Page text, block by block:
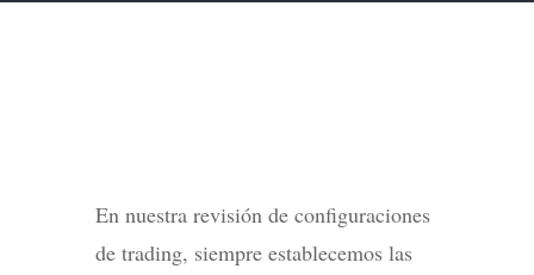
En nuestra revisión de configuraciones
de trading, siempre establecemos las